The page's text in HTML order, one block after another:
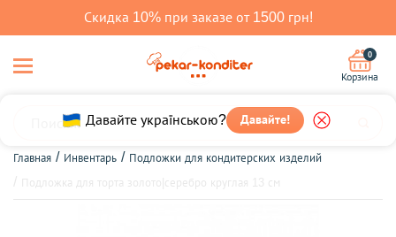
Скидка 10% при заказе от 1500 грн!
Давайте українською? Давайте!
0
Корзина
Главная Инвентарь
Подложки для кондитерских изделий